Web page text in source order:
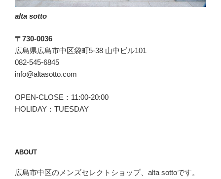
ャ
ツ。”
alta sotto
〒730-0036
広島県広島市中区袋町5-38 山中ビル101
082-545-6845
info@altasotto.com
OPEN-CLOSE：11:00-20:00
HOLIDAY：TUESDAY
ABOUT
広島市中区のメンズセレクトショップ、alta sottoです。